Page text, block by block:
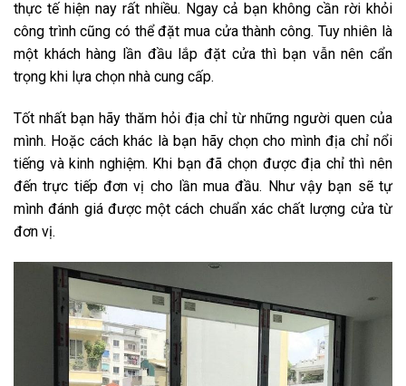
thực tế hiện nay rất nhiều. Ngay cả bạn không cần rời khỏi
công trình cũng có thể đặt mua cửa thành công. Tuy nhiên là
một khách hàng lần đầu lắp đặt cửa thì bạn vẫn nên cẩn
trọng khi lựa chọn nhà cung cấp.
Tốt nhất bạn hãy thăm hỏi địa chỉ từ những người quen của
mình. Hoặc cách khác là bạn hãy chọn cho mình địa chỉ nổi
tiếng và kinh nghiệm. Khi bạn đã chọn được địa chỉ thì nên
đến trực tiếp đơn vị cho lần mua đầu. Như vậy bạn sẽ tự
mình đánh giá được một cách chuẩn xác chất lượng cửa từ
đơn vị.